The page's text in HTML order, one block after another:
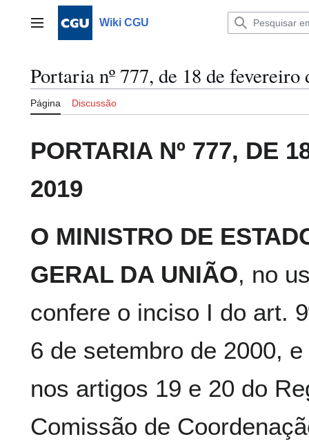
Menu principalWiki CGU
Portaria nº 777, de 18 de fevereiro
Página Discussão
PORTARIA Nº 777, DE
2019
O MINISTRO DE
GERAL DA UNIÃO, no
confere o inciso I do art.
6 de setembro de 2000,
nos artigos 19 e 20 do
Comissão de